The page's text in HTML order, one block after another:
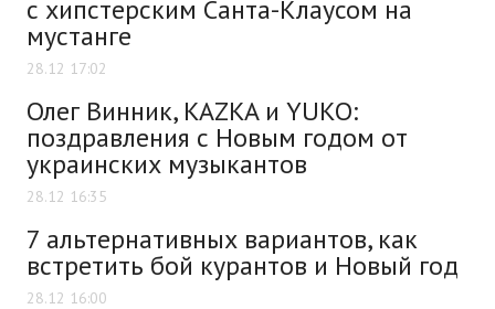
с хипстерским Санта-Клаусом на
мустанге
28.12 17:02
Олег Винник, KAZKA и YUKO:
поздравления с Новым годом от
украинских музыкантов
28.12 16:35
7 альтернативных вариантов, как
встретить бой курантов и Новый год
28.12 16:00